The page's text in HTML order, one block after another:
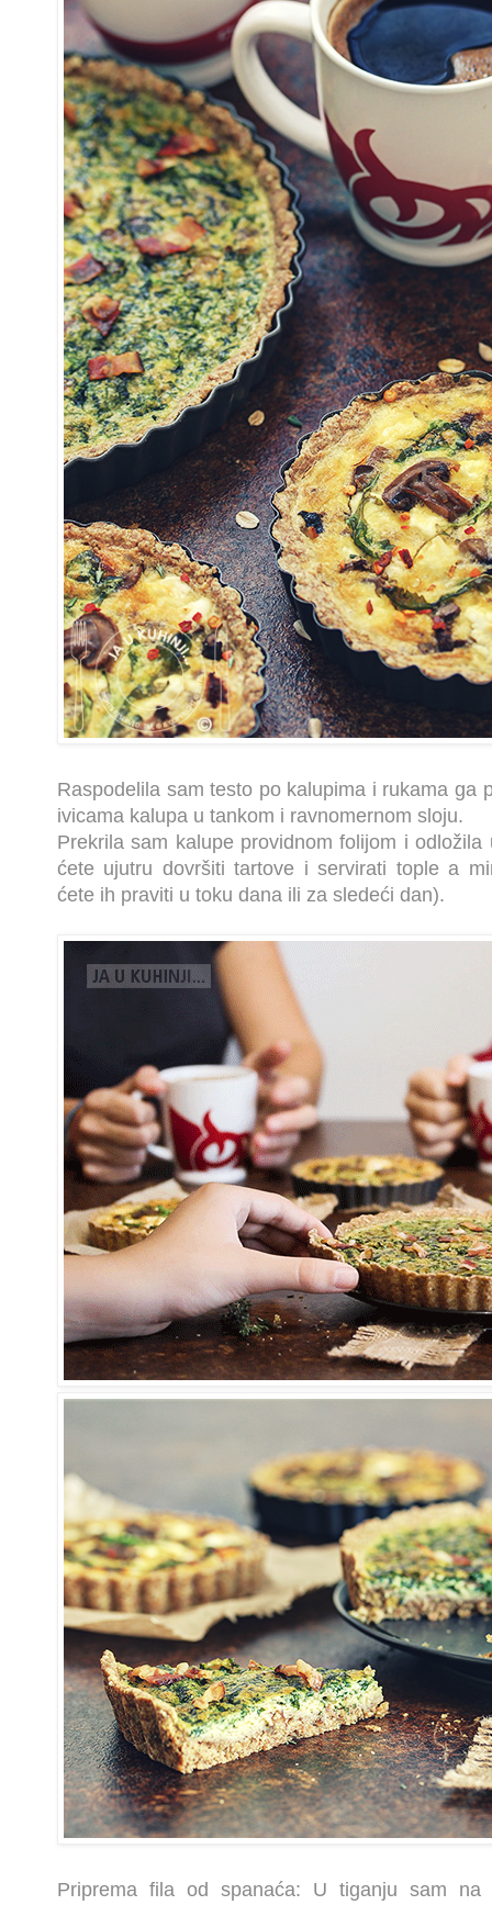
Raspodelila sam testo po kalupima i rukama ga
ivicama kalupa u tankom i ravnomernom sloju.
Prekrila sam kalupe providnom folijom i
ćete ujutru dovršiti tartove i servirati tople a
ćete ih praviti u toku dana ili za sledeći dan).
Priprema fila od spanaća: U tiganju sam na